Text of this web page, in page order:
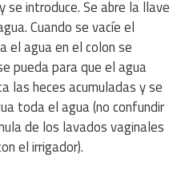
se introduce. Se abre la llave
Cuando se vacíe el
el agua en el colon se
pueda para que el agua
las heces acumuladas y se
toda el agua (no confundir
de los lavados vaginales
el irrigador).